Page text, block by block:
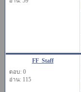
FF_Staff
ตอบ: 0
อ่าน: 115